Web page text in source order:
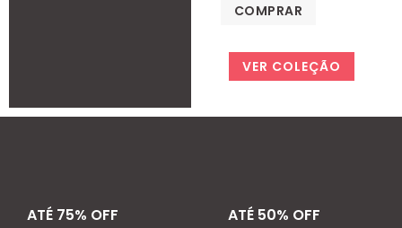
COMPRAR
VER COLEÇÃO
ATÉ 75% OFF ATÉ 50% OFF